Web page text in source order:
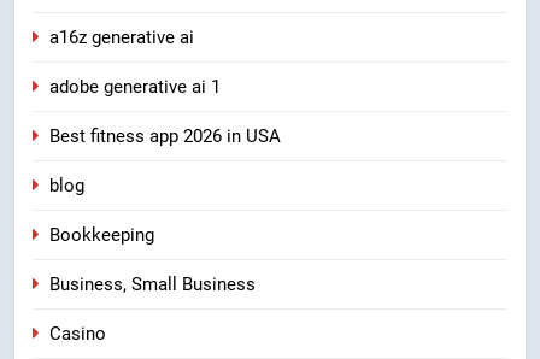
a16z generative ai
adobe generative ai 1
Best fitness app 2026 in USA
blog
Bookkeeping
Business, Small Business
Casino